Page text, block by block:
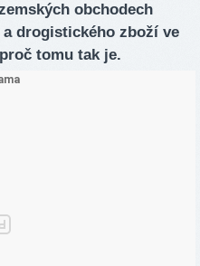
obchodech
drogistického zboží ve
tomu tak je.